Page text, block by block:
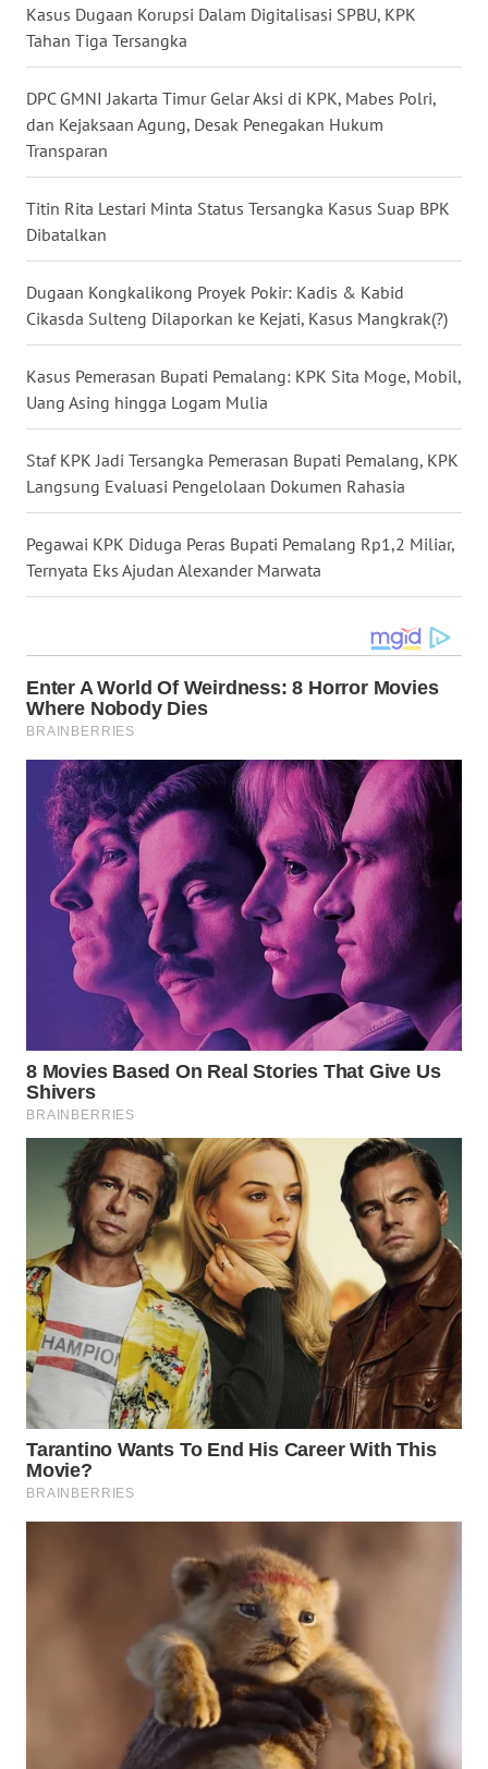
Kasus Dugaan Korupsi Dalam Digitalisasi SPBU, KPK
Tahan Tiga Tersangka
DPC GMNI Jakarta Timur Gelar Aksi di KPK, Mabes Polri,
dan Kejaksaan Agung, Desak Penegakan Hukum
Transparan
Titin Rita Lestari Minta Status Tersangka Kasus Suap BPK
Dibatalkan
Dugaan Kongkalikong Proyek Pokir: Kadis & Kabid
Cikasda Sulteng Dilaporkan ke Kejati, Kasus Mangkrak(?)
Kasus Pemerasan Bupati Pemalang: KPK Sita Moge, Mobil,
Uang Asing hingga Logam Mulia
Staf KPK Jadi Tersangka Pemerasan Bupati Pemalang, KPK
Langsung Evaluasi Pengelolaan Dokumen Rahasia
Pegawai KPK Diduga Peras Bupati Pemalang Rp1,2 Miliar,
Ternyata Eks Ajudan Alexander Marwata
TOBA
WN
NIAS
WN
LANGKAT
WN
LESUNG
KARO
WN
SIMALUNGUN
WN
WN
TAPANULI
TENGAH
WN DELI
SERDANG
WN
TEBING
TINGGI
WN
PAKPAK
WN
KARAWANG
BEKASI
WN
BOGOR
DEPOK
WN
TAPANULI
WN
SAMOSIR